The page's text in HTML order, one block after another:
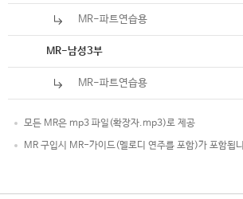
MR-파트연습용
MR-남성3부
MR-파트연습용
모든 MR은 mp3 파일(확장자.mp3)로 제공
MR 구입시 MR-가이드(멜로디 연주를 포함)가 포함됩